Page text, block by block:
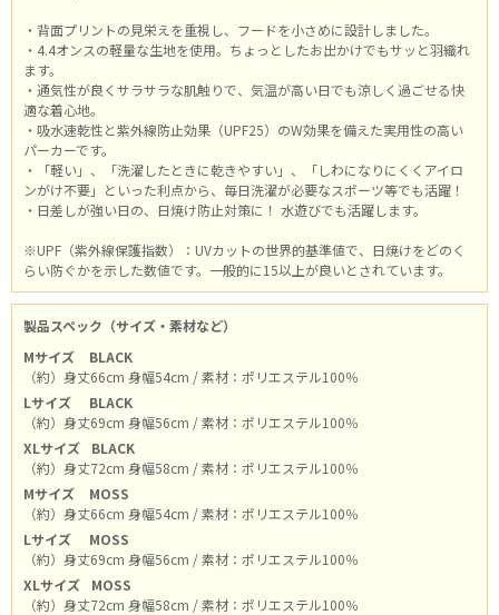
・背面プリントの見栄えを重視し、フードを小さめに設計しました。
・4.4オンスの軽量な生地を使用。ちょっとしたお出かけでもサッと羽織れ
ます。
・通気性が良くサラサラな肌触りで、気温が高い日でも涼しく過ごせる快
適な着心地。
・吸水速乾性と紫外線防止効果（UPF25）のW効果を備えた実用性の高い
パーカーです。
・「軽い」、「洗濯したときに乾きやすい」、「しわになりにくくアイロ
ンがけ不要」といった利点から、毎日洗濯が必要なスポーツ等でも活躍！
・日差しが強い日の、日焼け防止対策に！ 水遊びでも活躍します。
※UPF（紫外線保護指数）：UVカットの世界的基準値で、日焼けをどのく
らい防ぐかを示した数値です。一般的に15以上が良いとされています。
製品スペック（サイズ・素材など）
Mサイズ
BLACK
（約）身丈66cm 身幅54cm / 素材：ポリエステル100％
Lサイズ
BLACK
（約）身丈69cm 身幅56cm / 素材：ポリエステル100％
XLサイズ
BLACK
（約）身丈72cm 身幅58cm / 素材：ポリエステル100％
Mサイズ
MOSS
（約）身丈66cm 身幅54cm / 素材：ポリエステル100％
Lサイズ
MOSS
（約）身丈69cm 身幅56cm / 素材：ポリエステル100％
XLサイズ
MOSS
（約）身丈72cm 身幅58cm / 素材：ポリエステル100％